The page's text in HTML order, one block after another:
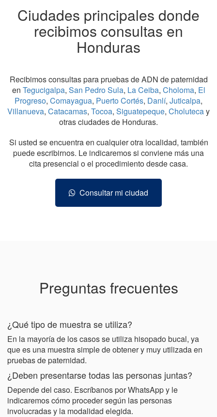
Ciudades principales donde
recibimos consultas en
Honduras
Recibimos consultas para pruebas de ADN de paternidad
en Tegucigalpa, San Pedro Sula, La Ceiba, Choloma, El
Progreso, Comayagua, Puerto Cortés, Danlí, Juticalpa,
Villanueva, Catacamas, Tocoa, Siguatepeque, Cholutecay
otras ciudades de Honduras.
Si usted se encuentra en cualquier otra localidad, también
puede escribirnos. Le indicaremos si conviene más una
cita presencial o el procedimiento desde casa.
Consultar mi ciudad
Preguntas frecuentes
¿Qué tipo de muestra se utiliza?
En la mayoría de los casos se utiliza hisopado bucal, ya
que es una muestra simple de obtener y muy utilizada en
pruebas de paternidad.
¿Deben presentarse todas las personas juntas?
Depende del caso. Escríbanos por WhatsApp y le
indicaremos cómo proceder según las personas
involucradas y la modalidad elegida.